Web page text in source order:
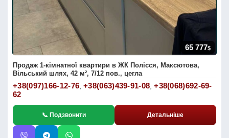
65 777$
Продаж 1-кімнатної квартири в ЖК Полісся, Максютова,
Вільський шлях, 42 м², 7/12 пов., цегла
+38(097)166-12-76 ,+38(063)439-91-08 ,+38(068)692-69-
62
📞 Подзвонити Детальніше